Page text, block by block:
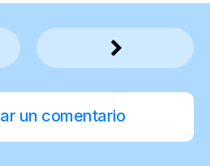
un comentario